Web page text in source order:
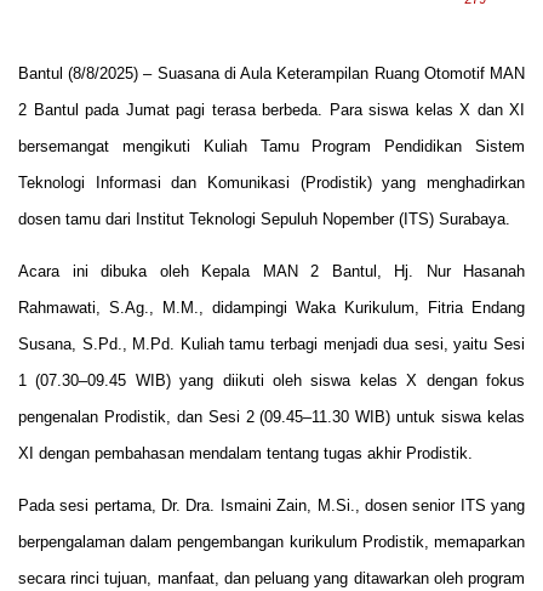
Bantul (8/8/2025) – Suasana di Aula Keterampilan Ruang Otomotif MAN
2 Bantul pada Jumat pagi terasa berbeda. Para siswa kelas X dan XI
bersemangat mengikuti Kuliah Tamu Program Pendidikan Sistem
Teknologi Informasi dan Komunikasi (Prodistik) yang menghadirkan
dosen tamu dari Institut Teknologi Sepuluh Nopember (ITS) Surabaya.
Acara ini dibuka oleh Kepala MAN 2 Bantul, Hj. Nur Hasanah
Rahmawati, S.Ag., M.M., didampingi Waka Kurikulum, Fitria Endang
Susana, S.Pd., M.Pd. Kuliah tamu terbagi menjadi dua sesi, yaitu Sesi
1 (07.30–09.45 WIB) yang diikuti oleh siswa kelas X dengan fokus
pengenalan Prodistik, dan Sesi 2 (09.45–11.30 WIB) untuk siswa kelas
XI dengan pembahasan mendalam tentang tugas akhir Prodistik.
Pada sesi pertama, Dr. Dra. Ismaini Zain, M.Si., dosen senior ITS yang
berpengalaman dalam pengembangan kurikulum Prodistik, memaparkan
secara rinci tujuan, manfaat, dan peluang yang ditawarkan oleh program